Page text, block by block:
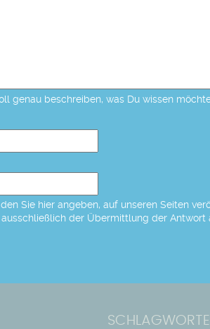
genau beschreiben, was Du wissen
Sie hier angeben, auf unseren Seiten
der Übermittlung der Antwort
SCHLAGWORTE